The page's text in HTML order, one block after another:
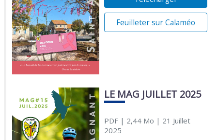
Feuilleter sur Calaméo
LE MAG JUILLET 2025
PDF| 2,44 Mo | 21 Juillet
2025